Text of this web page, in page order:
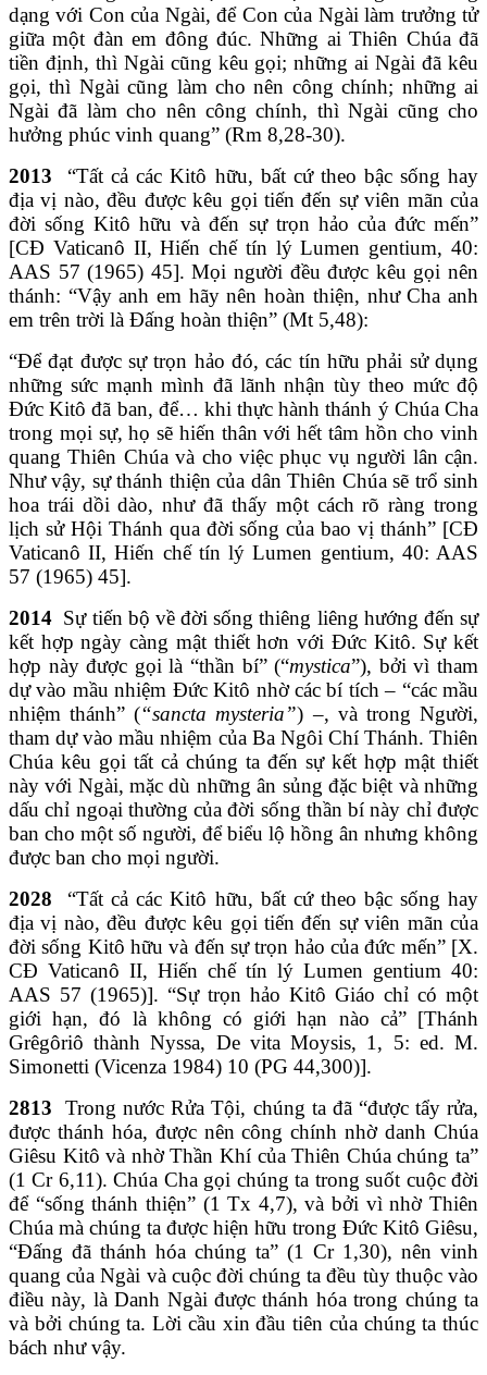
dạng với Con của Ngài, để Con của Ngài làm trưởng tử
giữa một đàn em đông đúc. Những ai Thiên Chúa đã
tiền định, thì Ngài cũng kêu gọi; những ai Ngài đã kêu
gọi, thì Ngài cũng làm cho nên công chính; những ai
Ngài đã làm cho nên công chính, thì Ngài cũng cho
hưởng phúc vinh quang” (Rm 8,28-30).
2013
“Tất cả các Kitô hữu, bất cứ theo bậc sống hay
địa vị nào, đều được kêu gọi tiến đến sự viên mãn của
đời sống Kitô hữu và đến sự trọn hảo của đức mến”
[CĐ Vaticanô II, Hiến chế tín lý Lumen gentium, 40:
AAS 57 (1965) 45]. Mọi người đều được kêu gọi nên
thánh: “Vậy anh em hãy nên hoàn thiện, như Cha anh
em trên trời là Đấng hoàn thiện” (Mt 5,48):
“Để đạt được sự trọn hảo đó, các tín hữu phải sử dụng
những sức mạnh mình đã lãnh nhận tùy theo mức độ
Đức Kitô đã ban, để… khi thực hành thánh ý Chúa Cha
trong mọi sự, họ sẽ hiến thân với hết tâm hồn cho vinh
quang Thiên Chúa và cho việc phục vụ người lân cận.
Như vậy, sự thánh thiện của dân Thiên Chúa sẽ trổ sinh
hoa trái dồi dào, như đã thấy một cách rõ ràng trong
lịch sử Hội Thánh qua đời sống của bao vị thánh” [CĐ
Vaticanô II, Hiến chế tín lý Lumen gentium, 40: AAS
57 (1965) 45].
2014 Sự tiến bộ về đời sống thiêng liêng hướng đến sự
kết hợp ngày càng mật thiết hơn với Đức Kitô. Sự kết
hợp này được gọi là “thần bí” (“mystica”), bởi vì tham
dự vào mầu nhiệm Đức Kitô nhờ các bí tích – “các mầu
nhiệm thánh” (“sancta mysteria”) –, và trong Người,
tham dự vào mầu nhiệm của Ba Ngôi Chí Thánh. Thiên
Chúa kêu gọi tất cả chúng ta đến sự kết hợp mật thiết
này với Ngài, mặc dù những ân sủng đặc biệt và những
dấu chỉ ngoại thường của đời sống thần bí này chỉ được
ban cho một số người, để biểu lộ hồng ân nhưng không
được ban cho mọi người.
2028
“Tất cả các Kitô hữu, bất cứ theo bậc sống hay
địa vị nào, đều được kêu gọi tiến đến sự viên mãn của
đời sống Kitô hữu và đến sự trọn hảo của đức mến” [X.
CĐ Vaticanô II, Hiến chế tín lý Lumen gentium 40:
AAS 57 (1965)]. “Sự trọn hảo Kitô Giáo chỉ có một
giới hạn, đó là không có giới hạn nào cả” [Thánh
Grêgôriô thành Nyssa, De vita Moysis, 1, 5: ed. M.
Simonetti (Vicenza 1984) 10 (PG 44,300)].
2813
Trong nước Rửa Tội, chúng ta đã “được tẩy rửa,
được thánh hóa, được nên công chính nhờ danh Chúa
Giêsu Kitô và nhờ Thần Khí của Thiên Chúa chúng ta”
(1 Cr 6,11). Chúa Cha gọi chúng ta trong suốt cuộc đời
để “sống thánh thiện” (1 Tx 4,7), và bởi vì nhờ Thiên
Chúa mà chúng ta được hiện hữu trong Đức Kitô Giêsu,
“Đấng đã thánh hóa chúng ta” (1 Cr 1,30), nên vinh
quang của Ngài và cuộc đời chúng ta đều tùy thuộc vào
điều này, là Danh Ngài được thánh hóa trong chúng ta
và bởi chúng ta. Lời cầu xin đầu tiên của chúng ta thúc
bách như vậy.